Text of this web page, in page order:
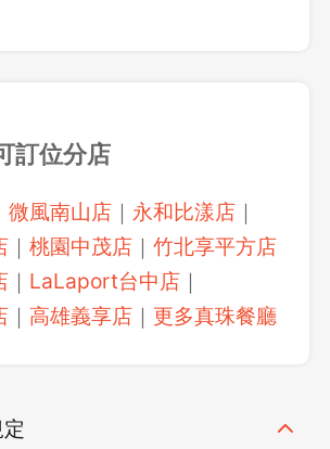
訂位分店
微風南山店 ｜ 永和比漾店 ｜
｜桃園中茂店 ｜竹北享平方店
｜ LaLaport台中店 ｜
｜高雄義享店 ｜ 更多真珠餐廳